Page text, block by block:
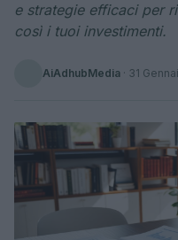
e strategie efficaci per
così i tuoi investimenti.
AiAdhubMedia · 31